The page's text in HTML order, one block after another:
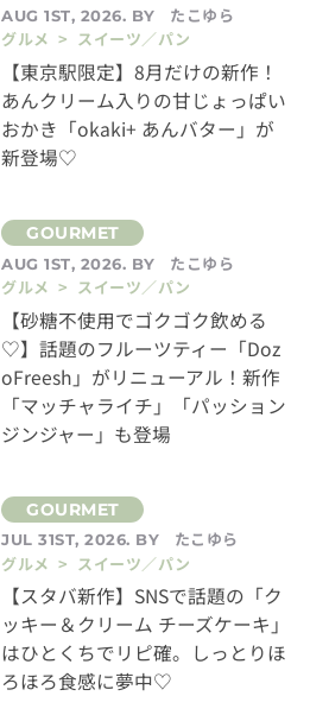
AUG 1ST, 2026. BY
たこゆら
グルメ > スイーツ／パン
【東京駅限定】8月だけの新作！
あんクリーム入りの甘じょっぱい
おかき「okaki+ あんバター」が
新登場♡
AUG 1ST, 2026. BY
たこゆら
グルメ > スイーツ／パン
【砂糖不使用でゴクゴク飲める
♡】話題のフルーツティー「Doz
oFreesh」がリニューアル！新作
「マッチャライチ」「パッション
ジンジャー」も登場
JUL 31ST, 2026. BY
たこゆら
グルメ > スイーツ／パン
【スタバ新作】SNSで話題の「ク
ッキー＆クリーム チーズケーキ」
はひとくちでリピ確。しっとりほ
ろほろ食感に夢中♡